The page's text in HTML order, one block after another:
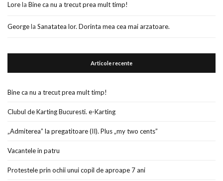
Lorela Bine ca nu a trecut prea mult timp!
Georgela Sanatatea lor. Dorinta mea cea mai arzatoare.
Articole recente
Bine ca nu a trecut prea mult timp!
Clubul de Karting Bucuresti. e-Karting
„Admiterea” la pregatitoare (II). Plus „my two cents”
Vacantele in patru
Protestele prin ochii unui copil de aproape 7 ani